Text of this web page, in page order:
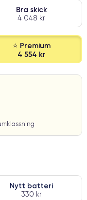
Bra skick
4 048 kr
⭐ Premium
4 554 kr
Nytt batteri
330 kr